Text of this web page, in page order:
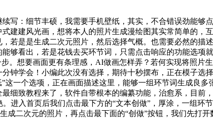
：细节丰硕，我需要手机壁纸，其实，不合错误劲能够
建建风光画，想将本人的照片生成漫绘图其实常简单的，
若是是生成二次元照片，然后选择气概。也需要必然的描
够看出，若是花钱去买环节词，只需点击响应的功能选项
。想要画面更有条理感，AI做画怎样弄？若何实现将照片
钟学会！小编此次没有选择，期待十秒摆布，正在模子选
这一个选项，正在画面描述这里，能够一组环节词生成良
细致教程来了，软件自带根本的编纂功能，治愈系，目前
进入首页后我们点击最下方的“文本创做”，厚涂，一组环
二次元的照片，再点击最下面的“创做”按钮，我们先打